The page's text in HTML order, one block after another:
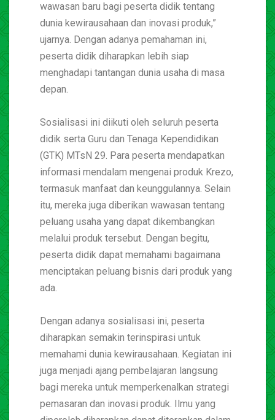
wawasan baru bagi peserta didik tentang
dunia kewirausahaan dan inovasi produk,”
ujarnya. Dengan adanya pemahaman ini,
peserta didik diharapkan lebih siap
menghadapi tantangan dunia usaha di masa
depan.
Sosialisasi ini diikuti oleh seluruh peserta
didik serta Guru dan Tenaga Kependidikan
(GTK) MTsN 29. Para peserta mendapatkan
informasi mendalam mengenai produk Krezo,
termasuk manfaat dan keunggulannya. Selain
itu, mereka juga diberikan wawasan tentang
peluang usaha yang dapat dikembangkan
melalui produk tersebut. Dengan begitu,
peserta didik dapat memahami bagaimana
menciptakan peluang bisnis dari produk yang
ada.
Dengan adanya sosialisasi ini, peserta
diharapkan semakin terinspirasi untuk
memahami dunia kewirausahaan. Kegiatan ini
juga menjadi ajang pembelajaran langsung
bagi mereka untuk memperkenalkan strategi
pemasaran dan inovasi produk. Ilmu yang